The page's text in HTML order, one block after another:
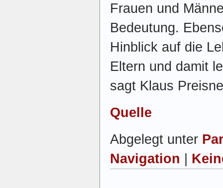
Frauen und
Bedeutung.
Hinblick auf die
Eltern und damit
sagt Klaus
Quelle
Abgelegt unter
Navigation